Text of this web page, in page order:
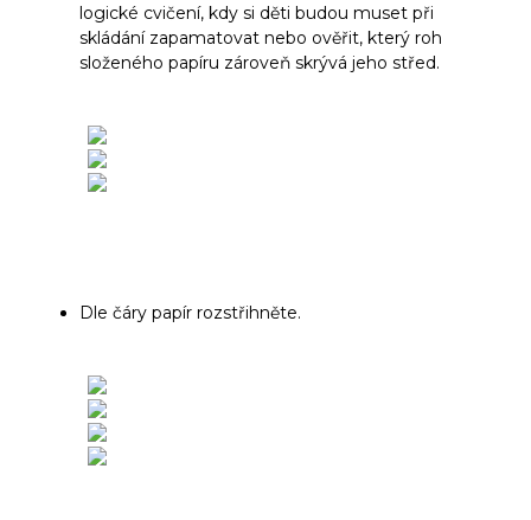
logické cvičení, kdy si děti budou muset při
skládání zapamatovat nebo ověřit, který roh
složeného papíru zároveň skrývá jeho střed.
Dle čáry papír rozstřihněte.